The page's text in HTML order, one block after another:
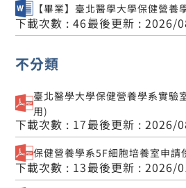
【畢業】臺北醫學大學保健營
下載次數 : 46最後更新 : 2026/
不分類
臺北醫學大學保健營養學系實驗
用)
下載次數 : 17最後更新 : 2026/
保健營養學系5F細胞培養室申請
下載次數 : 13最後更新 : 2026/